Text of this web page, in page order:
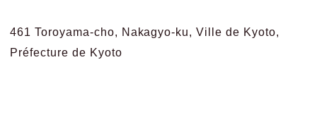
461 Toroyama-cho, Nakagyo-ku, Ville de Kyoto,
Préfecture de Kyoto